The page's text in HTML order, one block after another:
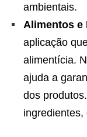
ambientais.
Alimentos e
aplicação
alimentícia.
ajuda a
dos
ingredientes,